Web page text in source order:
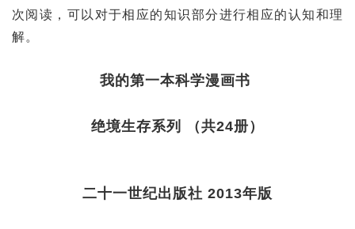
次阅读，可以对于相应的知识部分进行相应的认知和理
解。
我的第一本科学漫画书
绝境生存系列 （共24册）
二十一世纪出版社 2013年版